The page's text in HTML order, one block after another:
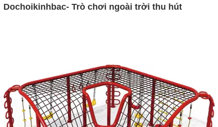
Dochoikinhbac- Trò chơi ngoài trời thu hút